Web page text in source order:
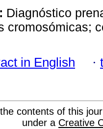
Diagnóstico
cromosómicas;
in English ·
contents of this
under a Creative